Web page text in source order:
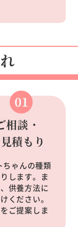
相談・
積もり
ちゃんの種類
します。ま
供養方法に
ください。
ご提案しま